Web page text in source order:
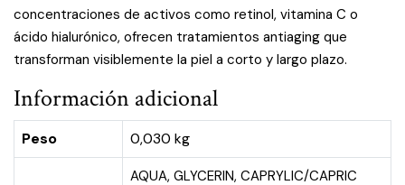
concentraciones de activos como retinol, vitamina C o
ácido hialurónico, ofrecen tratamientos antiaging que
transforman visiblemente la piel a corto y largo plazo.
Información adicional
Peso 0,030 kg
AQUA, GLYCERIN, CAPRYLIC/CAPRIC